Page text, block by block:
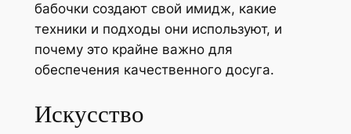
бабочки создают свой имидж, какие
техники и подходы они используют, и
почему это крайне важно для
обеспечения качественного досуга.
Искусство